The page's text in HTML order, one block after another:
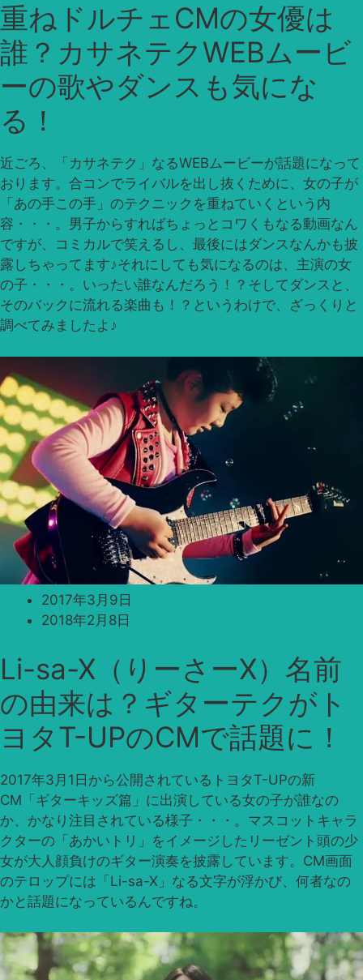
重ねドルチェCMの女優は
誰？カサネテクWEBムービ
ーの歌やダンスも気にな
る！
近ごろ、「カサネテク」なるWEBムービーが話題になって
おります。合コンでライバルを出し抜くために、女の子が
「あの手この手」のテクニックを重ねていくという内
容・・・。男子からすればちょっとコワくもなる動画なん
ですが、コミカルで笑えるし、最後にはダンスなんかも披
露しちゃってます♪それにしても気になるのは、主演の女
の子・・・。いったい誰なんだろう！？そしてダンスと、
そのバックに流れる楽曲も！？というわけで、ざっくりと
調べてみましたよ♪
2017年3月9日
2018年2月8日
Li-sa-X（りーさーX）名前
の由来は？ギターテクがト
ヨタT-UPのCMで話題に！
2017年3月1日から公開されているトヨタT-UPの新
CM「ギターキッズ篇」に出演している女の子が誰なの
か、かなり注目されている様子・・・。マスコットキャラ
クターの「あかいトリ」をイメージしたリーゼント頭の少
女が大人顔負けのギター演奏を披露しています。CM画面
のテロップには「Li-sa-X」なる文字が浮かび、何者なの
かと話題になっているんですね。